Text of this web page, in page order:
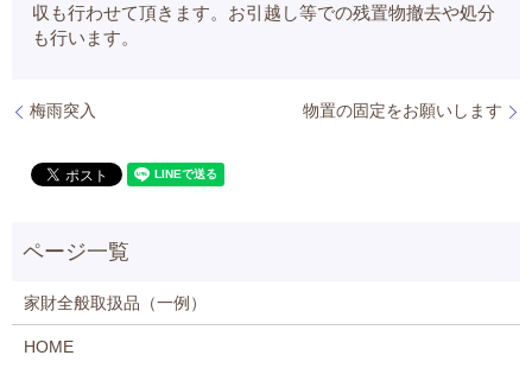
収も行わせて頂きます。お引越し等での残置物撤去や処分
も行います。
梅雨突入 物置の固定をお願いします
家財全般取扱品（一例）
HOME